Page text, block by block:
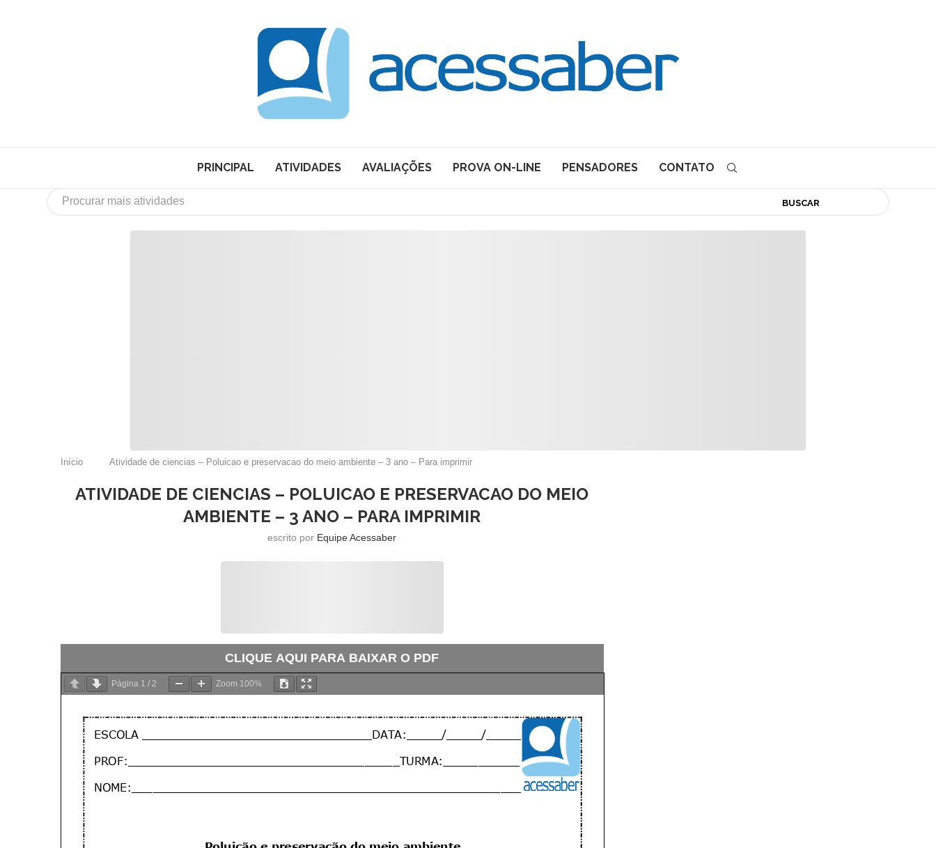
PRINCIPAL ATIVIDADES AVALIAÇÕES PROVA ON-LINE PENSADORES CONTATO
BUSCAR
Início Atividade de ciencias – Poluicao e preservacao do meio ambiente – 3 ano – Para imprimir
ATIVIDADE DE CIENCIAS – POLUICAO E PRESERVACAO DO MEIO
AMBIENTE – 3 ANO – PARA IMPRIMIR
escrito por Equipe Acessaber
CLIQUE AQUI PARA BAIXAR O PDF
Página 1 / 2 Zoom 100%